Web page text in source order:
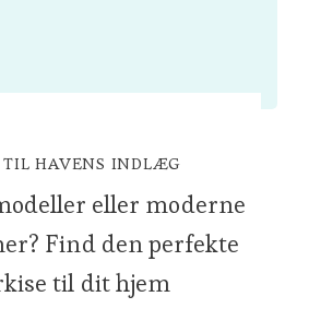
TIL HAVENS INDLÆG
eller moderne
Find den perfekte
til dit hjem